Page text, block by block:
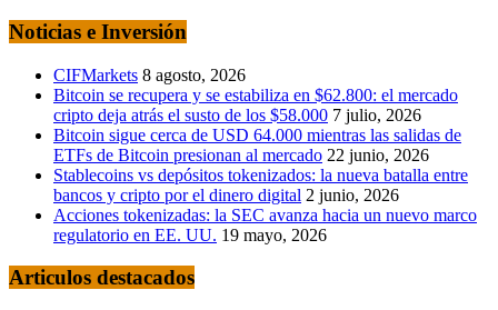
Noticias e Inversión
CIFMarkets 8 agosto, 2026
Bitcoin se recupera y se estabiliza en $62.800: el mercado
cripto deja atrás el susto de los $58.000 7 julio, 2026
Bitcoin sigue cerca de USD 64.000 mientras las salidas de
ETFs de Bitcoin presionan al mercado 22 junio, 2026
Stablecoins vs depósitos tokenizados: la nueva batalla entre
bancos y cripto por el dinero digital 2 junio, 2026
Acciones tokenizadas: la SEC avanza hacia un nuevo marco
regulatorio en EE. UU. 19 mayo, 2026
Articulos destacados